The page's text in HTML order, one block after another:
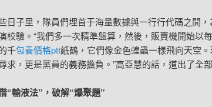
日子里，隊員們埋首于海量數據與一行行代碼之間
校驗。“我們多一次精準盤算，然後，販賣機開始以
千包養價格ptt紙鶴，它們像金色蝗蟲一樣飛向天空
求，更是黨員的義務擔負。”高亞慧的話，道出了全
“輸液法”，破解“爆聚題”